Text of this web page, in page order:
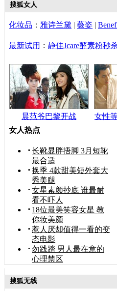
搜狐女人
化妆品 ： 雅诗兰黛 | 薇姿 |
最新试用 ： 静佳Jcare酵素粉秒
晨范爷巴黎开战
女性
女人热点
长靴显胖捂脚 3月短靴
最合适
换季 4款甜美短外套大
秀美腿
女星素颜抄底 谁最耐
看不吓人
18位最美笑容女星 教
你妆美颜
惹人厌却值得一看的变
态电影
勿践踏 男人最在意的
心理禁区
搜狐无线